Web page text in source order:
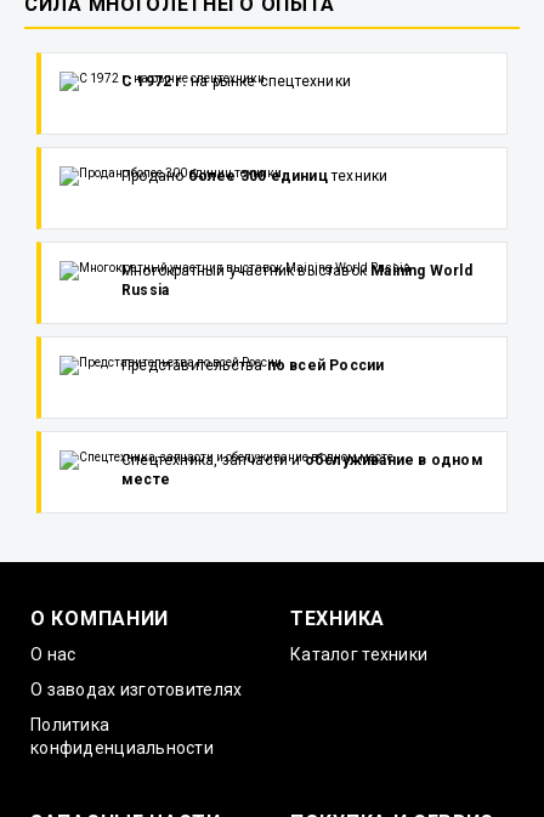
С 1972 г.на рынке спецтехники
Проданоболее 300 едиництехники
Многократный участник выставок Maining World
Russia
Представительствапо всей России
Спецтехника, запчасти иобслуживание в одном
месте
О КОМПАНИИ
О нас
О заводах изготовителях
Политика
конфиденциальности
ТЕХНИКА
Каталог техники